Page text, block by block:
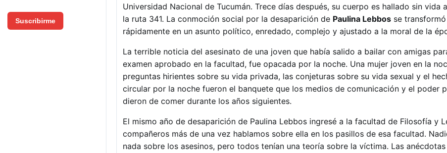
Suscribirme
Universidad Nacional de Tucumán. Trece días después, su cuerpo es hallado sin vida
la ruta 341. La conmoción social por la desaparición de Paulina Lebbos se transformó
rápidamente en un asunto político, enredado, complejo y ajustado a la moral de la
La terrible noticia del asesinato de una joven que había salido a bailar con amigas
examen aprobado en la facultad, fue opacada por la noche. Una mujer joven en la
preguntas hirientes sobre su vida privada, las conjeturas sobre su vida sexual y el
circular por la noche fueron el banquete que los medios de comunicación y el poder
dieron de comer durante los años siguientes.
El mismo año de desaparición de Paulina Lebbos ingresé a la facultad de Filosofía y
compañeros más de una vez hablamos sobre ella en los pasillos de esa facultad.
nada sobre los asesinos, pero todos tenían una teoría sobre la víctima. Las anécdotas